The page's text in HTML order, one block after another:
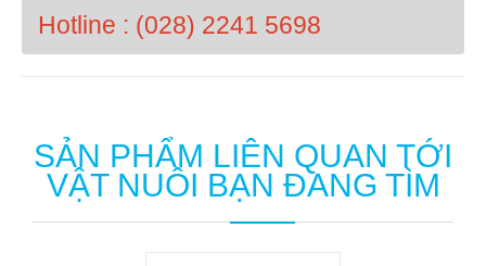
Hotline : (028) 2241 5698
SẢN PHẨM LIÊN QUAN TỚI
VẬT NUÔI BẠN ĐANG TÌM